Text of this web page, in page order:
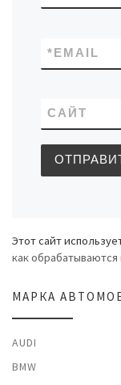
EMAIL
*
САЙТ
Этот сайт
как
МАРКА
AUDI
BMW